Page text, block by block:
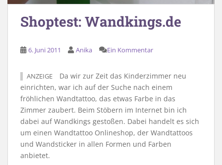
Shoptest: Wandkings.de
6. Juni 2011 Anika Ein Kommentar
ANZEIGE
Da wir zur Zeit das Kinderzimmer neu
einrichten, war ich auf der Suche nach einem
fröhlichen Wandtattoo, das etwas Farbe in das
Zimmer zaubert. Beim Stöbern im Internet bin ich
dabei auf Wandkings gestoßen. Dabei handelt es sich
um einen Wandtattoo Onlineshop, der Wandtattoos
und Wandsticker in allen Formen und Farben
anbietet.